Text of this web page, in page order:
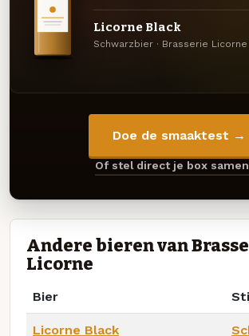
Licorne Black
Schwarzbier · Brasserie Licorne
Doe de smaaktest →
Of stel direct je box
Andere bieren van
Licorne
Bier
Licorne Black